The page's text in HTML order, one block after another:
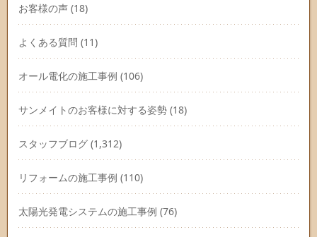
お客様の声 (18)
よくある質問 (11)
オール電化の施工事例 (106)
サンメイトのお客様に対する姿勢 (18)
スタッフブログ (1,312)
リフォームの施工事例 (110)
太陽光発電システムの施工事例 (76)